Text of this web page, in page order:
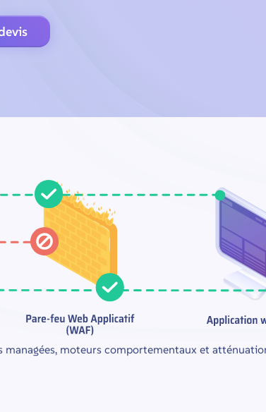
moteurs comportementaux et